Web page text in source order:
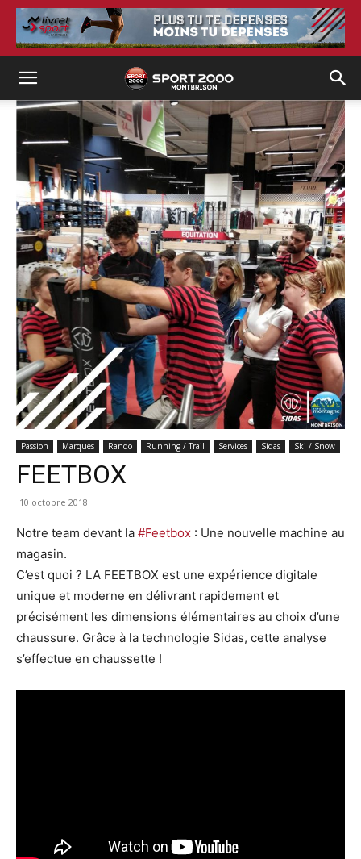
Passion Marques Rando Running / Trail Services Sidas Ski / Snow
FEETBOX
10 octobre 2018
Notre team devant la #Feetbox : Une nouvelle machine au
magasin.
C’est quoi ? LA FEETBOX est une expérience digitale
unique et moderne en délivrant rapidement et
précisément les dimensions élémentaires au choix d’une
chaussure. Grâce à la technologie Sidas, cette analyse
s’effectue en chaussette !